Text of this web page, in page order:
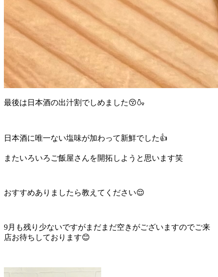
最後は日本酒の出汁割でしめました😚🍶
日本酒に唯一ない塩味が加わって新鮮でした👍
またいろいろご飯屋さんを開拓しようと思います笑
おすすめありましたら教えてください😌
9月も残り少ないですがまだまだ空きがございますのでご来
店お待ちしております😊